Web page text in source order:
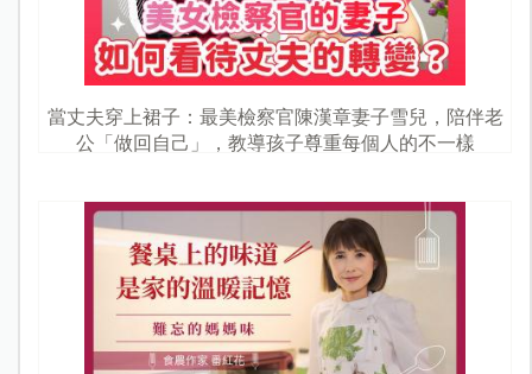
當丈夫穿上裙子：最美檢察官陳漢章妻子雪兒，陪伴老
公「做回自己」，教導孩子尊重每個人的不一樣